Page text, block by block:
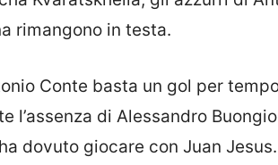
rimangono in testa.
Conte basta un gol per
l’assenza di Alessandro
dovuto giocare con Juan